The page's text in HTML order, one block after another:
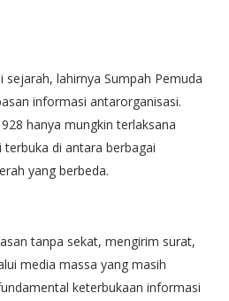
lahirnya Sumpah Pemuda
informasi antarorganisasi.
hanya mungkin terlaksana
di antara berbagai
yang berbeda.
tanpa sekat, mengirim surat,
media massa yang masih
keterbukaan informasi